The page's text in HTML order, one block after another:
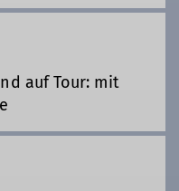
auf Tour: mit